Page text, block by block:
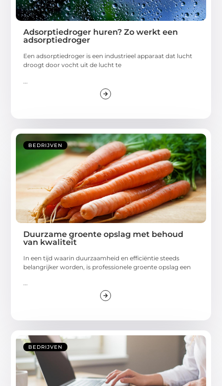
Adsorptiedroger huren? Zo werkt een
adsorptiedroger
Een adsorptiedroger is een industrieel apparaat dat lucht
droogt door vocht uit de lucht te
BEDRIJVEN
Duurzame groente opslag met behoud
van kwaliteit
In een tijd waarin duurzaamheid en efficiëntie steeds
belangrijker worden, is professionele groente opslag een
BEDRIJVEN